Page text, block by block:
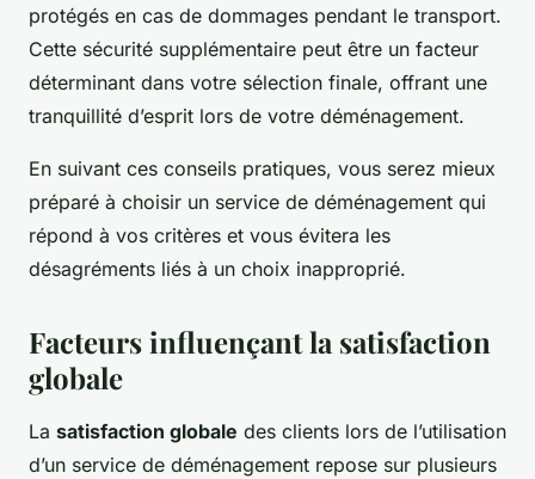
protégés en cas de dommages pendant le transport.
Cette sécurité supplémentaire peut être un facteur
déterminant dans votre sélection finale, offrant une
tranquillité d’esprit lors de votre déménagement.
En suivant ces conseils pratiques, vous serez mieux
préparé à choisir un service de déménagement qui
répond à vos critères et vous évitera les
désagréments liés à un choix inapproprié.
Facteurs influençant la satisfaction
globale
La satisfaction globale des clients lors de l’utilisation
d’un service de déménagement repose sur plusieurs